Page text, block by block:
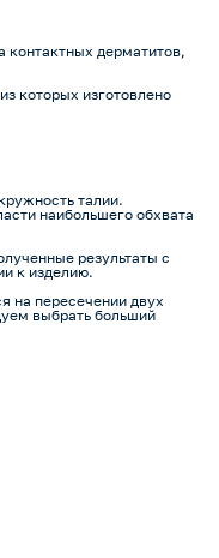
контактных дерматитов,
которых изготовлено
талии.
наибольшего обхвата
результаты с
к изделию.
на пересечении двух
выбрать больший